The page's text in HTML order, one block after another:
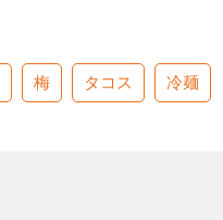
梅 タコス 冷麺